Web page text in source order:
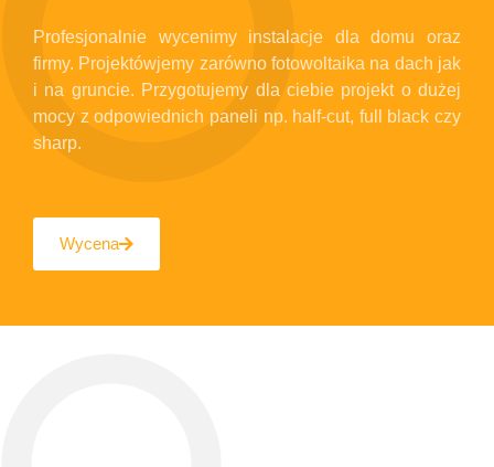
Profesjonalnie wycenimy instalacje dla domu oraz
firmy. Projektówjemy zarówno fotowoltaika na dach jak
i na gruncie. Przygotujemy dla ciebie projekt o dużej
mocy z odpowiednich paneli np. half-cut, full black czy
sharp.
Wycena